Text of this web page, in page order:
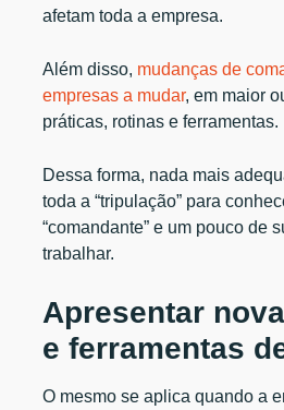
afetam toda a empresa.
Além disso, mudanças de
empresas a mudar, em maior
práticas, rotinas e ferramentas.
Dessa forma, nada mais
toda a “tripulação” para
“comandante” e um pouco de
trabalhar.
Apresentar
e ferramentas
O mesmo se aplica quando a